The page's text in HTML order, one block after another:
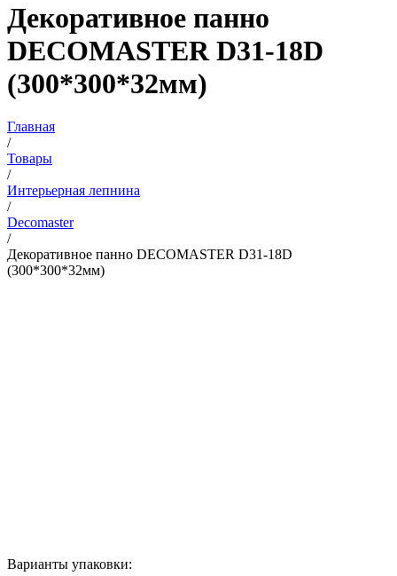
Декоративное панно
DECOMASTER D31-18D
(300*300*32мм)
Главная
/
Товары
/
Интерьерная лепнина
/
Decomaster
/
Декоративное панно DECOMASTER D31-18D
(300*300*32мм)
Варианты упаковки: